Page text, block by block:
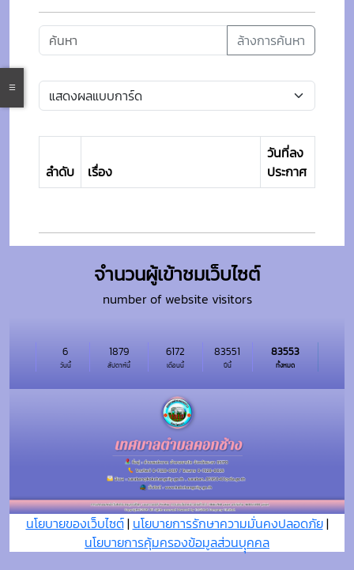
ล้างการค้นหา
ลำดับ เรื่อง
วันที่ลง
ประกาศ
จำนวนผู้เข้าชมเว็บไซต์
number of website visitors
วันนี้
6
สัปดาห์นี้
1879
เดือนนี้
6172
ปีนี้
83551
ทั้งหมด
83553
นโยบายของเว็บไซต์| นโยบายการรักษาความมั่นคงปลอดภัย|
นโยบายการคุ้มครองข้อมูลส่วนบุุคคล